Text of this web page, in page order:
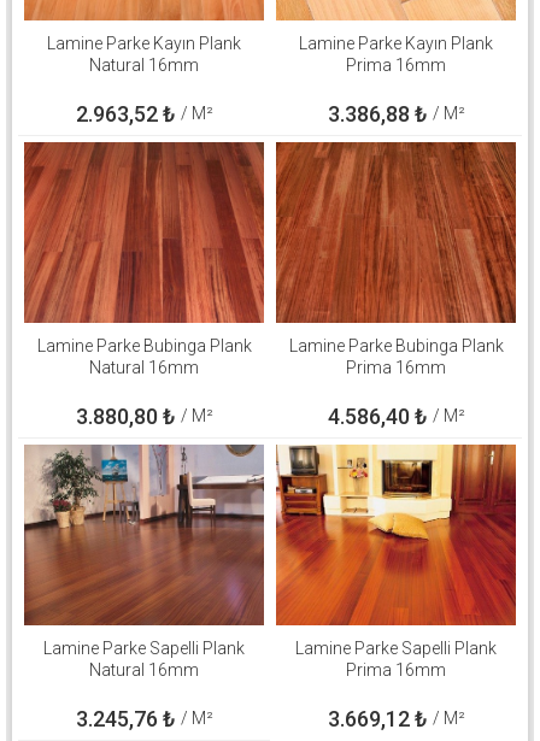
Lamine Parke Kayın Plank
Natural 16mm
2.963,52₺ / M²
Lamine Parke Kayın Plank
Prima 16mm
3.386,88 ₺ / M²
Lamine Parke Bubinga Plank
Natural 16mm
3.880,80₺ / M²
Lamine Parke Bubinga Plank
Prima 16mm
4.586,40₺ / M²
Lamine Parke Sapelli Plank
Natural 16mm
3.245,76 ₺ / M²
Lamine Parke Sapelli Plank
Prima 16mm
3.669,12₺ / M²